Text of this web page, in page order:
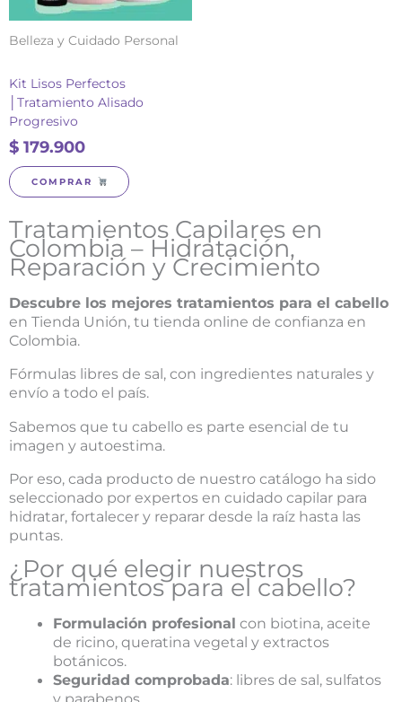
Belleza y Cuidado Personal
Kit Lisos Perfectos
│Tratamiento Alisado
Progresivo
$ 179.900
COMPRAR
Tratamientos Capilares en
Colombia – Hidratación,
Reparación y Crecimiento
Descubre los mejores tratamientos para el cabello
en Tienda Unión, tu tienda online de confianza en
Colombia.
Fórmulas libres de sal, con ingredientes naturales y
envío a todo el país.
Sabemos que tu cabello es parte esencial de tu
imagen y autoestima.
Por eso, cada producto de nuestro catálogo ha sido
seleccionado por expertos en cuidado capilar para
hidratar, fortalecer y reparar desde la raíz hasta las
puntas.
¿Por qué elegir nuestros
tratamientos para el cabello?
Formulación profesional con biotina, aceite
de ricino, queratina vegetal y extractos
botánicos.
Seguridad comprobada: libres de sal, sulfatos